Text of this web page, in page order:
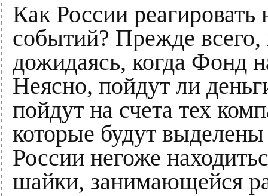
Как России реагировать
событий? Прежде
дожидаясь, когда Фонд
Неясно, пойдут ли
пойдут на счета тех
которые будут
России негоже
шайки, занимающейся